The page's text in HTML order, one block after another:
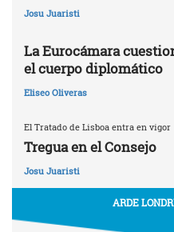
Josu Juaristi
La Eurocámara
el cuerpo diplomático
Eliseo Oliveras
El Tratado de Lisboa entra en vigor
Tregua en el Consejo
Josu Juaristi
ARDE